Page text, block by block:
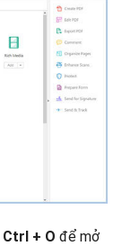
Ctrl + O để mở